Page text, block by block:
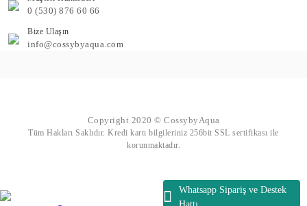
Whatsapp Sipariş ve Destek
0 (530) 876 60 66
Bize Ulaşın
info@cossybyaqua.com
Copyright 2020 © CossybyAqua
Tüm Hakları Saklıdır. Kredi kartı bilgileriniz 256bit SSL sertifikası ile
korunmaktadır.